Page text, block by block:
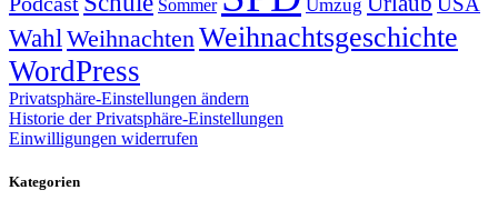
Sommer Umzug
WahlWeihnachtenWeihnachtsgeschichte
WordPress
Privatsphäre-Einstellungen ändern
Historie der Privatsphäre-Einstellungen
Einwilligungen widerrufen
Kategorien